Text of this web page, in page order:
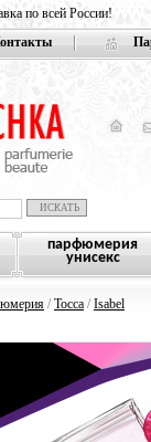
по всей России!
парфюмерия
унисекс
/Tocca /Isabel